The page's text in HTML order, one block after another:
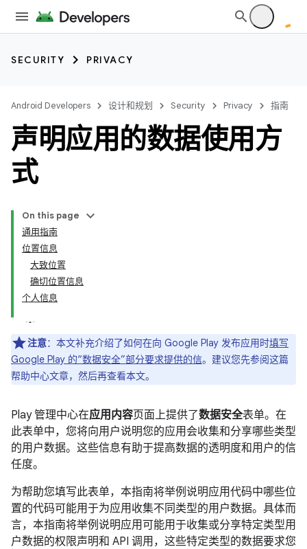
SECURITY PRIVACY
Android Developers 设计和规划 Security Privacy 指南
声明应用的数据使用方
式
On this page
通用指南
位置信息
大致位置
确切位置信息
个人信息
注意： 本文补充介绍了如何在向 Google Play 发布应用时填写
Google Play 的“数据安全”部分要求提供的信。建议您先参阅这篇
帮助中心文章，然后再查看本文。
Play 管理中心在应用内容页面上提供了数据安全表单。在
此表单中，您将向用户说明您的应用会收集和分享哪些类型
的用户数据。这些信息有助于提高数据的透明度和用户的信
任度。
为帮助您填写此表单，本指南将举例说明应用代码中哪些位
置的代码可能用于为应用收集不同类型的用户数据。具体而
言，本指南将举例说明应用可能用于收集或分享特定类型用
户数据的权限声明和 API 调用，这些特定类型的数据要求您